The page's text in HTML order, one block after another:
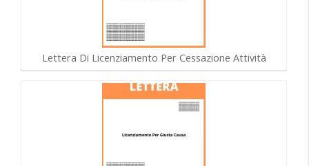
Lettera Di Licenziamento Per Cessazione Attività